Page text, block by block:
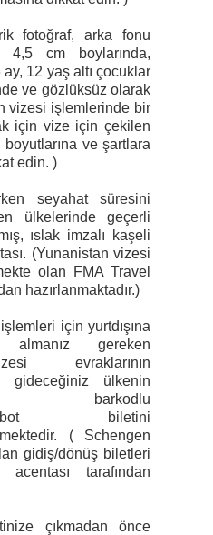
fotoğraf, arka fonu
cm boylarında,
12 yaş altı çocuklar
ve gözlüksüz olarak
vizesi işlemlerinde bir
için vize için çekilen
boyutlarına ve şartlara
edin. )
seyahat süresini
ülkelerinde geçerli
ıslak imzalı kaşeli
(Yunanistan vizesi
olan FMA Travel
hazırlanmaktadır.)
için yurtdışına
almanız gereken
evraklarının
gideceğiniz ülkenin
barkodlu
feribot biletini
( Schengen
gidiş/dönüş biletleri
tarafından
çıkmadan önce